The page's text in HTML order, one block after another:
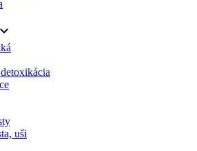
keyboard_arrow_down
uši